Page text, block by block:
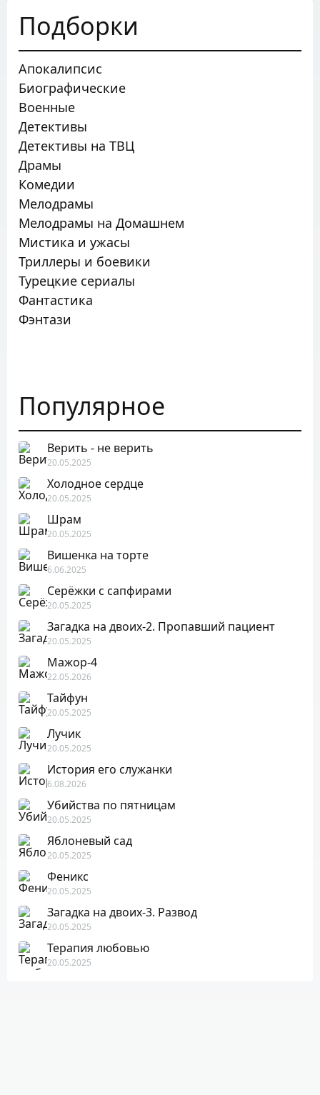
Подборки
Апокалипсис
Биографические
Военные
Детективы
Детективы на ТВЦ
Драмы
Комедии
Мелодрамы
Мелодрамы на Домашнем
Мистика и ужасы
Триллеры и боевики
Турецкие сериалы
Фантастика
Фэнтази
Популярное
Верить - не верить
20.05.2025
Холодное сердце
20.05.2025
Шрам
20.05.2025
Вишенка на торте
6.06.2025
Серёжки с сапфирами
20.05.2025
Загадка на двоих-2. Пропавший пациент
20.05.2025
Мажор-4
22.05.2026
Тайфун
20.05.2025
Лучик
20.05.2025
История его служанки
6.08.2026
Убийства по пятницам
20.05.2025
Яблоневый сад
20.05.2025
Феникс
20.05.2025
Загадка на двоих-3. Развод
20.05.2025
Терапия любовью
20.05.2025